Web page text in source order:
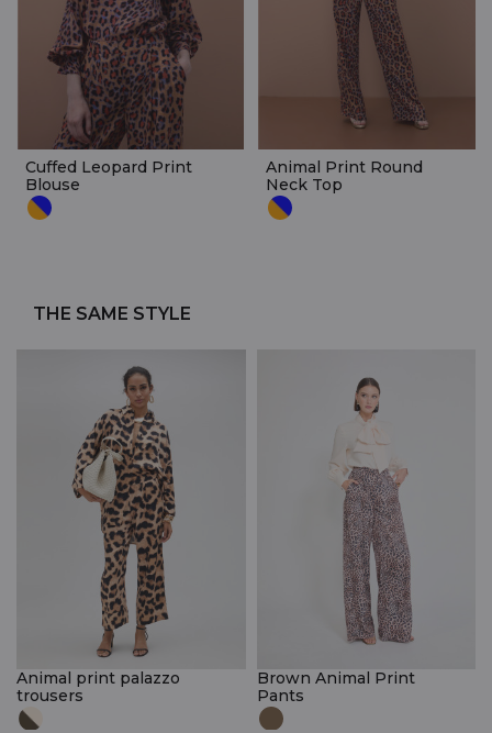
Cuffed Leopard Print
Blouse
Animal Print Round
Neck Top
THE SAME STYLE
Animal print palazzo
trousers
Brown Animal Print
Pants